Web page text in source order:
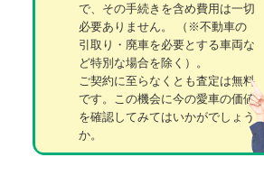
で、その手続きを含め費用は一切
必要ありません。
（※不動車の
引取り・廃車を必要とする車両な
ど特別な場合を除く）。
ご契約に至らなくとも査定は無料
です。この機会に今の愛車の価値
を確認してみてはいかがでしょう
か。